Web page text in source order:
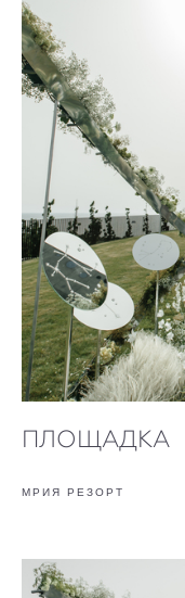
ПЛОЩАДКА
МРИЯ РЕЗОРТ